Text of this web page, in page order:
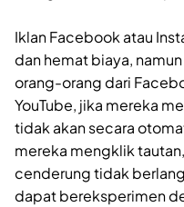
Iklan Facebook atau
dan hemat biaya,
orang-orang dari
YouTube, jika mereka
tidak akan secara
mereka mengklik
cenderung tidak
dapat bereksperimen